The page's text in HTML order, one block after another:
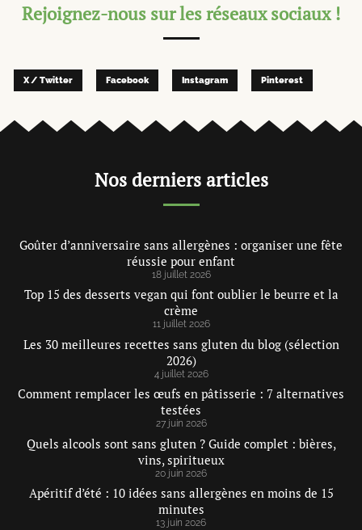
Rejoignez-nous sur les réseaux sociaux !
X / Twitter Facebook Instagram Pinterest
Nos derniers articles
Goûter d’anniversaire sans allergènes : organiser une fête
réussie pour enfant
18 juillet 2026
Top 15 des desserts vegan qui font oublier le beurre et la
crème
11 juillet 2026
Les 30 meilleures recettes sans gluten du blog (sélection
2026)
4 juillet 2026
Comment remplacer les œufs en pâtisserie : 7 alternatives
testées
27 juin 2026
Quels alcools sont sans gluten ? Guide complet : bières,
vins, spiritueux
20 juin 2026
Apéritif d’été : 10 idées sans allergènes en moins de 15
minutes
13 juin 2026